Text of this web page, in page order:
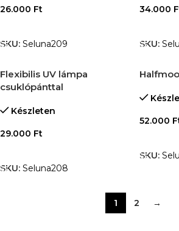
26.000 Ft
SKU: Seluna209
34.000
SKU:
Flexibilis UV lámpa
csuklópánttal
Készleten
29.000 Ft
SKU: Seluna208
52.000
SKU:
1 2 →